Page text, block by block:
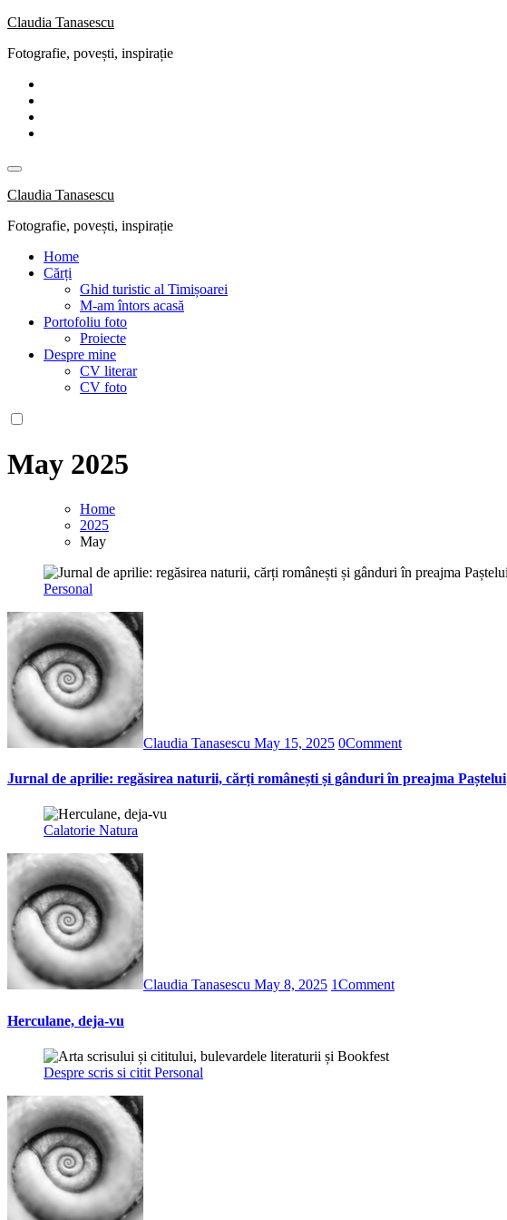
Skip
content
Claudia Tanasescu
Fotografie, povești, inspirație
Claudia Tanasescu
Fotografie, povești, inspirație
Home
Cărți
Ghid turistic al Timișoarei
M-am întors acasă
Portofoliu foto
Proiecte
Despre mine
CV literar
CV foto
May 2025
Home
2025
May
Personal
Claudia Tanasescu May 15, 2025 0Comment
Jurnal de aprilie: regăsirea naturii, cărți românești și gânduri în preajma Paștelui
Calatorie Natura
Claudia Tanasescu May 8, 2025 1Comment
Herculane, deja-vu
Despre scris si citit Personal